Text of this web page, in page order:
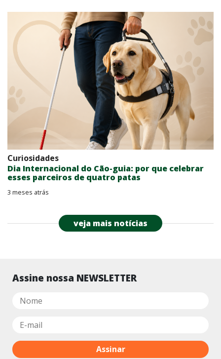
Curiosidades
Dia Internacional do Cão-guia: por que celebrar
esses parceiros de quatro patas
3 meses atrás
veja mais notícias
Assine nossa NEWSLETTER